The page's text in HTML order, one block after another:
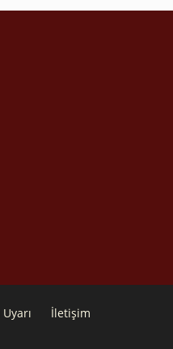
İletişim